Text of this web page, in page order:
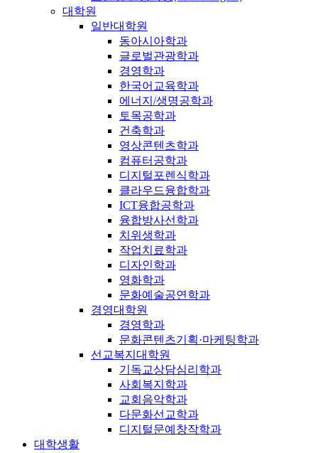
대학원
일반대학원
동아시아학과
글로벌관광학과
경영학과
한국어교육학과
에너지/생명공학과
토목공학과
건축학과
영상콘텐츠학과
컴퓨터공학과
디지털포렌식학과
클라우드융합학과
ICT융합공학과
융합방사선학과
치위생학과
작업치료학과
디자인학과
영화학과
문화예술공연학과
경영대학원
경영학과
문화콘텐츠기획·마케팅학과
선교복지대학원
기독교상담심리학과
사회복지학과
교회음악학과
다문화선교학과
디지털문예창작학과
대학생활